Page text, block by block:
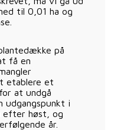
til 0,01 ha og
på
få en
etablere et
at undgå
udgangspunkt i
efter høst, og
år.